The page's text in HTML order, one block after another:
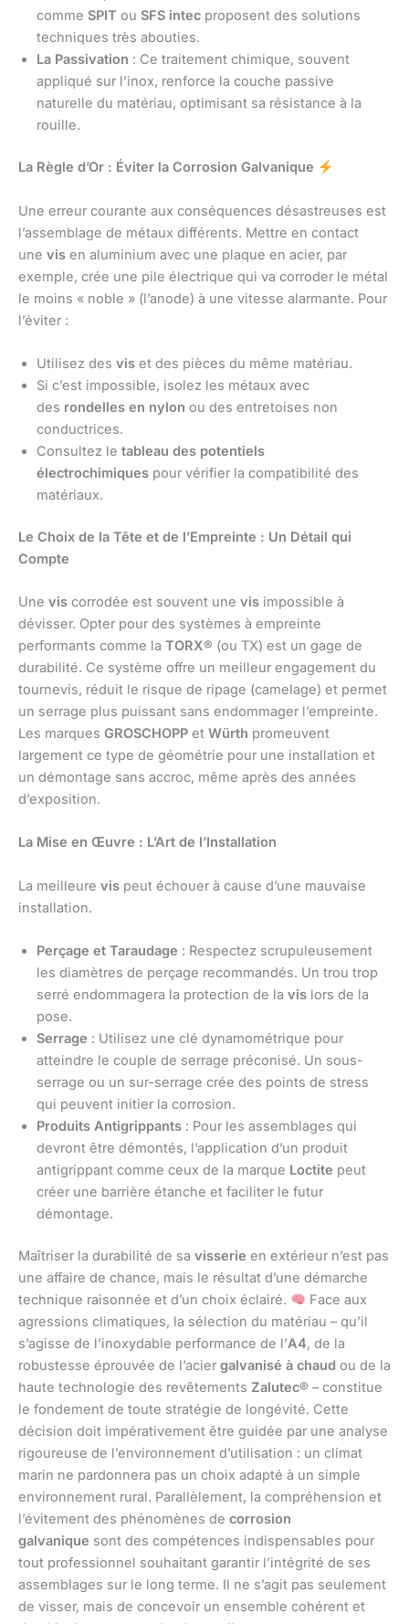
comme SPIT ou SFS intec proposent des solutions
techniques très abouties.
La Passivation : Ce traitement chimique, souvent
appliqué sur l’inox, renforce la couche passive
naturelle du matériau, optimisant sa résistance à la
rouille.
La Règle d’Or : Éviter la Corrosion Galvanique
Une erreur courante aux conséquences désastreuses est
l’assemblage de métaux différents. Mettre en contact
une vis en aluminium avec une plaque en acier, par
exemple, crée une pile électrique qui va corroder le métal
le moins « noble » (l’anode) à une vitesse alarmante. Pour
l’éviter :
Utilisez des vis et des pièces du même matériau.
Si c’est impossible, isolez les métaux avec
des rondelles en nylon ou des entretoises non
conductrices.
Consultez le tableau des potentiels
électrochimiques pour vérifier la compatibilité des
matériaux.
Le Choix de la Tête et de l’Empreinte : Un Détail qui
Compte
Une vis corrodée est souvent une vis impossible à
dévisser. Opter pour des systèmes à empreinte
performants comme la TORX® (ou TX) est un gage de
durabilité. Ce système offre un meilleur engagement du
tournevis, réduit le risque de ripage (camelage) et permet
un serrage plus puissant sans endommager l’empreinte.
Les marques GROSCHOPP et Würth promeuvent
largement ce type de géométrie pour une installation et
un démontage sans accroc, même après des années
d’exposition.
La Mise en Œuvre : L’Art de l’Installation
La meilleure vis peut échouer à cause d’une mauvaise
installation.
Perçage et Taraudage : Respectez scrupuleusement
les diamètres de perçage recommandés. Un trou trop
serré endommagera la protection de la vis lors de la
pose.
Serrage : Utilisez une clé dynamométrique pour
atteindre le couple de serrage préconisé. Un sous-
serrage ou un sur-serrage crée des points de stress
qui peuvent initier la corrosion.
Produits Antigrippants : Pour les assemblages qui
devront être démontés, l’application d’un produit
antigrippant comme ceux de la marque Loctite peut
créer une barrière étanche et faciliter le futur
démontage.
Maîtriser la durabilité de sa visserie en extérieur n’est pas
une affaire de chance, mais le résultat d’une démarche
technique raisonnée et d’un choix éclairé.
Face aux
agressions climatiques, la sélection du matériau – qu’il
s’agisse de l’inoxydable performance de l’A4, de la
robustesse éprouvée de l’acier galvanisé à chaud ou de la
haute technologie des revêtements Zalutec® – constitue
le fondement de toute stratégie de longévité. Cette
décision doit impérativement être guidée par une analyse
rigoureuse de l’environnement d’utilisation : un climat
marin ne pardonnera pas un choix adapté à un simple
environnement rural. Parallèlement, la compréhension et
l’évitement des phénomènes de corrosion
galvanique sont des compétences indispensables pour
tout professionnel souhaitant garantir l’intégrité de ses
assemblages sur le long terme. Il ne s’agit pas seulement
de visser, mais de concevoir un ensemble cohérent et